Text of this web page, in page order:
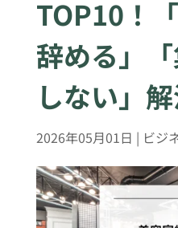
TOP10！
辞める」
しない」
2026年05月01日 | ビジ